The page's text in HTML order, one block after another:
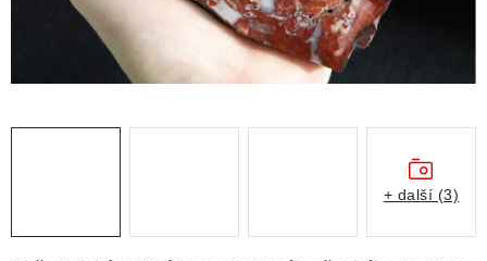
NÁŠ PŘÍBĚH
VIDEOGALERIE
+ další (3)